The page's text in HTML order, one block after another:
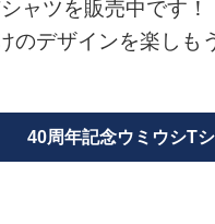
ャツを販売中です！
のデザインを楽しも
40周年記念ウミウシT